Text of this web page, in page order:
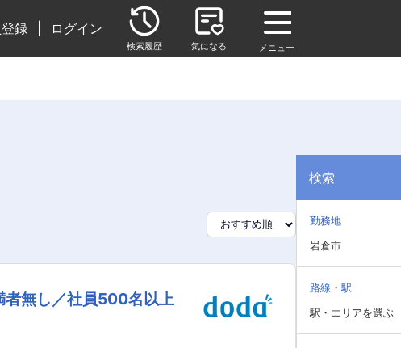
録 ログイン
検索履歴 気になる メニュー
者無し／社員500名以上
検索
勤務地
岩倉市
路線・駅
駅・エリアを選ぶ